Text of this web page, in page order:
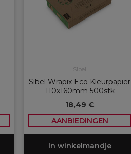
Sibel
Sibel Wrapix Eco Kleurpapier
110x160mm 500stk
18,49 €
AANBIEDINGEN
In winkelmandje